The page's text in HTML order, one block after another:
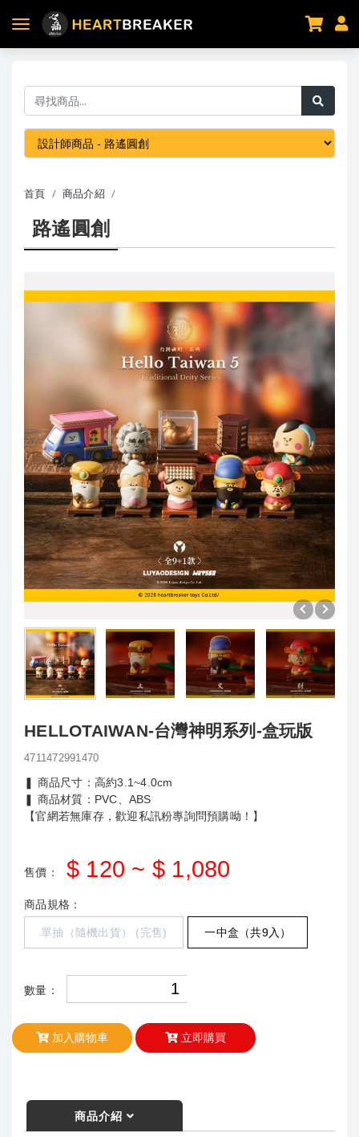
首頁 商品介紹
路遙圓創
HELLOTAIWAN-台灣神明系列-盒玩版
4711472991470
❚ 商品尺寸：高約3.1~4.0cm
❚ 商品材質：PVC、ABS
【官網若無庫存，歡迎私訊粉專詢問預購呦！】
售價： $ 120 ~ $ 1,080
商品規格：
單抽（隨機出貨） (完售) 一中盒（共9入）
數量：
加入購物車 立即購買
商品介紹